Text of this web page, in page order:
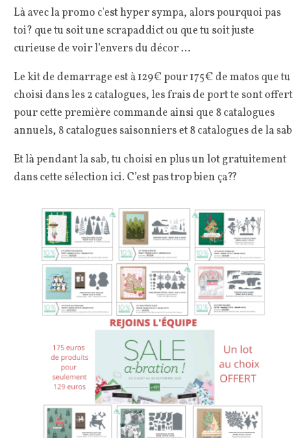
Là avec la promo c’est hyper sympa, alors pourquoi pas
toi? que tu soit une scrapaddict ou que tu soit juste
curieuse de voir l’envers du décor …
Le kit de demarrage est à 129€ pour 175€ de matos que tu
choisi dans les 2 catalogues, les frais de port te sont offert
pour cette première commande ainsi que 8 catalogues
annuels, 8 catalogues saisonniers et 8 catalogues de la sab
Et là pendant la sab, tu choisi en plus un lot gratuitement
dans cette sélection ici. C’est pas trop bien ça??